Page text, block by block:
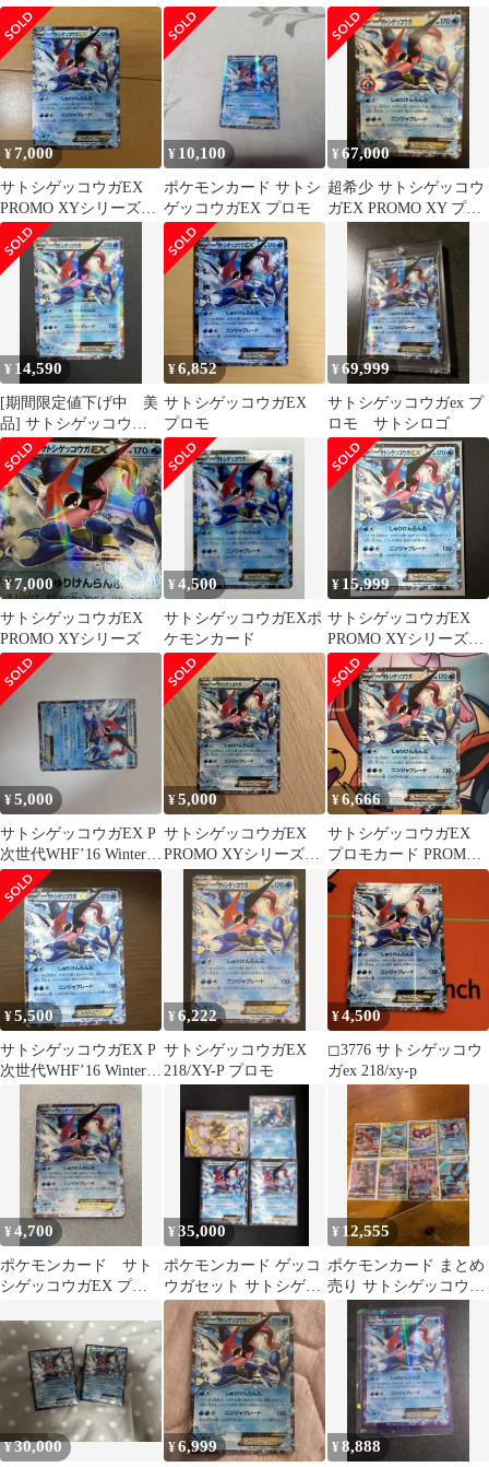
PROMO 218/XY-P
げ
¥7,000
サトシゲッコウガEX
PROMO XYシリーズプ
ロモーションカード
PROMO…
¥ 10,100
ポケモンカード サトシ
ゲッコウガEX プロモ
¥67,000
超希少 サトシゲッコウ
ガEX PROMO XY プロ
モ 290/XY-P
¥ 14,590
[期間限定値下げ中 美
品] サトシゲッコウガ
EX PROMO XY
¥6,852
サトシゲッコウガEX
プロモ
¥69,999
サトシゲッコウガex プ
ロモ サトシロゴ
¥7,000
サトシゲッコウガEX
PROMO XYシリーズ
¥4,500
サトシゲッコウガEXポ
ケモンカード
¥ 15,999
サトシゲッコウガEX
PROMO XYシリーズプ
ロモーションカード
PROMO…
¥5,000
サトシゲッコウガEX P
次世代WHF’16 Winter
来場者特典 キラ …
¥5,000
サトシゲッコウガEX
PROMO XYシリーズプ
ロモーションカード
PROMO…
¥6,666
サトシゲッコウガEX
プロモカード PROMO
218/XY-P ポケカ
¥5,500
サトシゲッコウガEX P
次世代WHF’16 Winter
来場者特典 キラ …
¥6,222
サトシゲッコウガEX
218/XY-P プロモ
¥4,500
◻︎3776 サトシゲッコウ
ガex 218/xy-p
¥4,700
ポケモンカード サト
シゲッコウガEX プロ
¥35,000
ポケモンカード ゲッコ
ウガセット サトシゲッ
コウガex ゲッコウガ
Break
¥ 12,555
ポケモンカード まとめ
売り サトシゲッコウガ
¥30,000 ¥6,999 ¥8,888